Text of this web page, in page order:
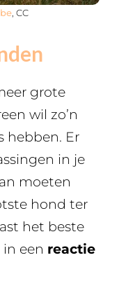
, CC
grote
wil zo’n
hebben. Er
in je
moeten
hond ter
het beste
een reactie